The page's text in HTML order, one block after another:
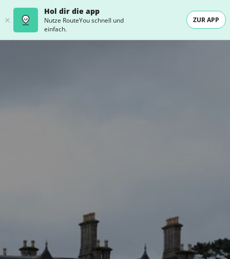
Hol dir die app
Nutze RouteYou schnell und
einfach.
ZUR APP